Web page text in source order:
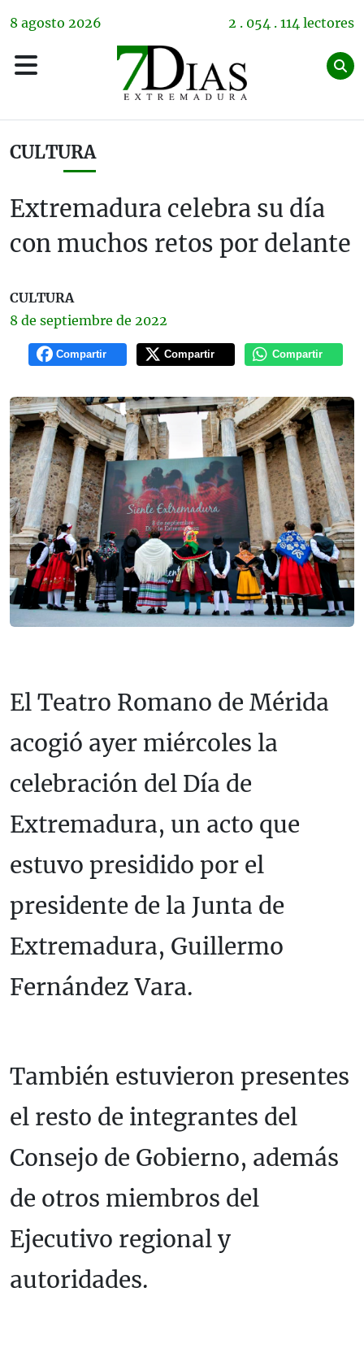
8 agosto 2026 2 . 054 . 114 lectores
CULTURA
Extremadura celebra su día
con muchos retos por delante
CULTURA
8 de septiembre de 2022
Compartir Compartir Compartir
El Teatro Romano de Mérida
acogió ayer miércoles la
celebración del Día de
Extremadura, un acto que
estuvo presidido por el
presidente de la Junta de
Extremadura, Guillermo
Fernández Vara.
También estuvieron presentes
el resto de integrantes del
Consejo de Gobierno, además
de otros miembros del
Ejecutivo regional y
autoridades.